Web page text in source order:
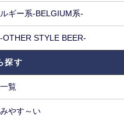
ギー系-BELGIUM系-
OTHER STYLE BEER-
探す
覧
やす～い